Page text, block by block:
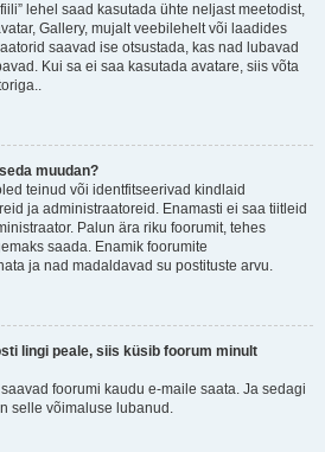
lehel saad kasutada ühte neljast meetodist,
Gallery, mujalt veebilehelt või laadides
saavad ise otsustada, kas nad lubavad
Kui sa ei saa kasutada avatare, siis võta
muudan?
teinud või identfitseerivad kindlaid
ja administraatoreid. Enamasti ei saa tiitleid
Palun ära riku foorumit, tehes
saada. Enamik foorumite
ja nad madaldavad su postituste arvu.
lingi peale, siis küsib foorum minult
foorumi kaudu e-maile saata. Ja sedagi
selle võimaluse lubanud.